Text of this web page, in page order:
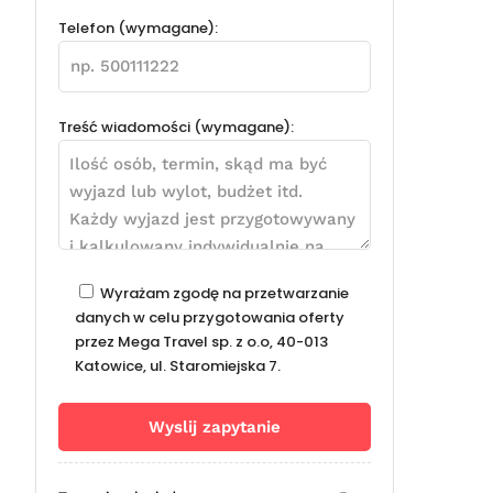
Telefon (wymagane):
Treść wiadomości (wymagane):
Wyrażam zgodę na przetwarzanie
danych w celu przygotowania oferty
przez Mega Travel sp. z o.o, 40-013
Katowice, ul. Staromiejska 7.